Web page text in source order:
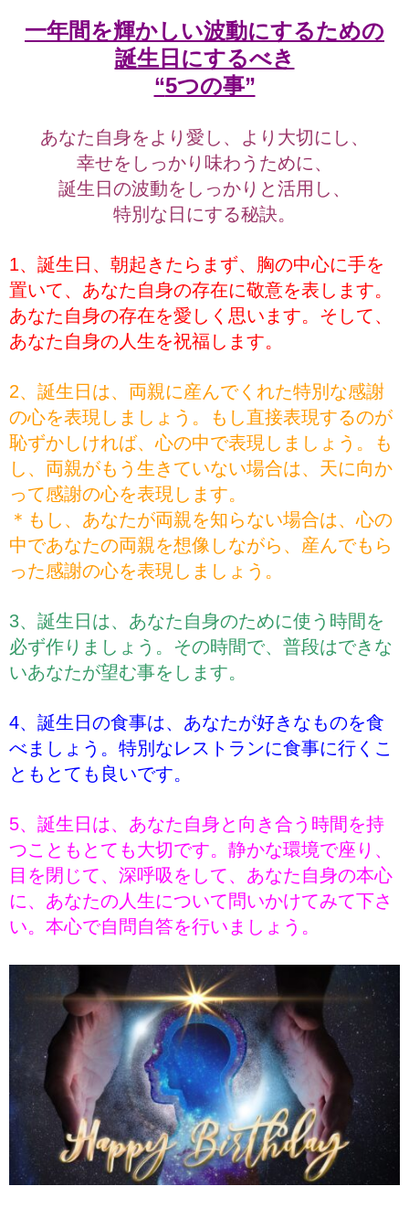
一年間を輝かしい波動にするための
誕生日にするべき
“5つの事”
あなた自身をより愛し、より大切にし、
幸せをしっかり味わうために、
誕生日の波動をしっかりと活用し、
特別な日にする秘訣。
1、誕生日、朝起きたらまず、胸の中心に手を
置いて、あなた自身の存在に敬意を表します。
あなた自身の存在を愛しく思います。そして、
あなた自身の人生を祝福します。
2、誕生日は、両親に産んでくれた特別な感謝
の心を表現しましょう。もし直接表現するのが
恥ずかしければ、心の中で表現しましょう。も
し、両親がもう生きていない場合は、天に向か
って感謝の心を表現します。
＊もし、あなたが両親を知らない場合は、心の
中であなたの両親を想像しながら、産んでもら
った感謝の心を表現しましょう。
3、誕生日は、あなた自身のために使う時間を
必ず作りましょう。その時間で、普段はできな
いあなたが望む事をします。
4、誕生日の食事は、あなたが好きなものを食
べましょう。特別なレストランに食事に行くこ
ともとても良いです。
5、誕生日は、あなた自身と向き合う時間を持
つこともとても大切です。静かな環境で座り、
目を閉じて、深呼吸をして、あなた自身の本心
に、あなたの人生について問いかけてみて下さ
い。本心で自問自答を行いましょう。